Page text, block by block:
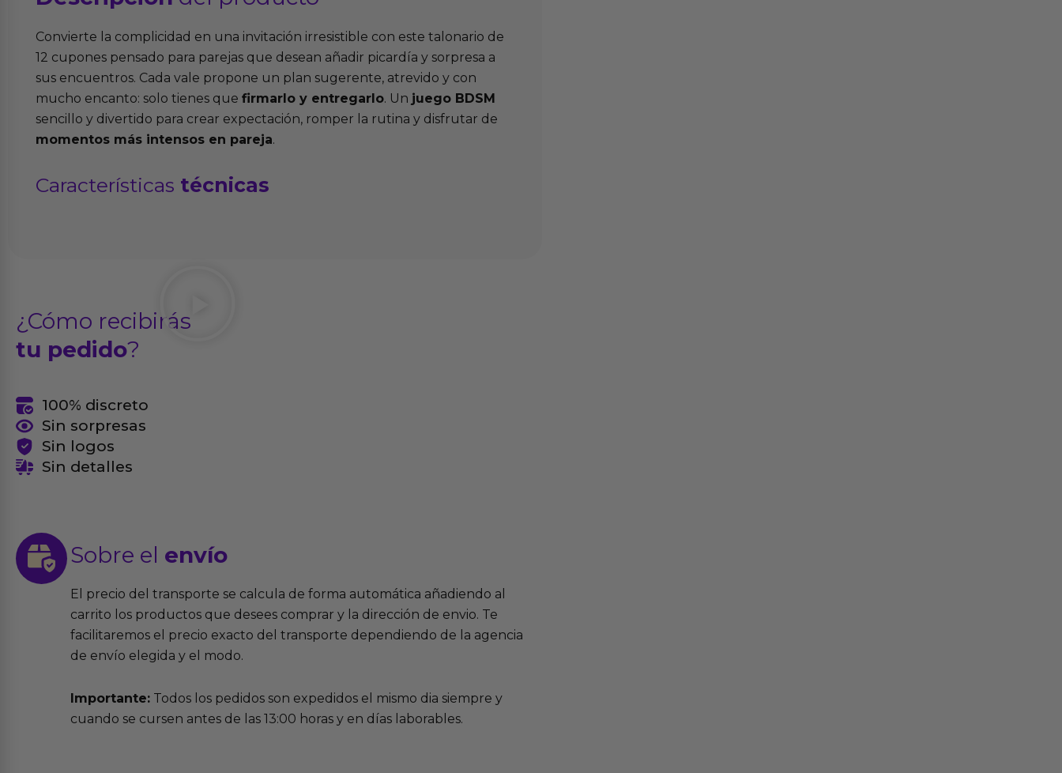
Convierte la complicidad en una invitación irresistible con este talonario de
12 cupones pensado para parejas que desean añadir picardía y sorpresa a
sus encuentros. Cada vale propone un plan sugerente, atrevido y con
mucho encanto: solo tienes que firmarlo y entregarlo. Un juego BDSM
sencillo y divertido para crear expectación, romper la rutina y disfrutar de
momentos más intensos en pareja.
Características técnicas
¿Cómo recibirás
tu pedido?
100% discreto
Sin sorpresas
Sin logos
Sin detalles
Sobre el envío
El precio del transporte se calcula de forma automática añadiendo al
carrito los productos que desees comprar y la dirección de envio. Te
facilitaremos el precio exacto del transporte dependiendo de la agencia
de envío elegida y el modo.
Importante: Todos los pedidos son expedidos el mismo dia siempre y
cuando se cursen antes de las 13:00 horas y en días laborables.